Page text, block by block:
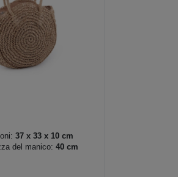
37 x 33 x 10 cm
del manico: 40 cm